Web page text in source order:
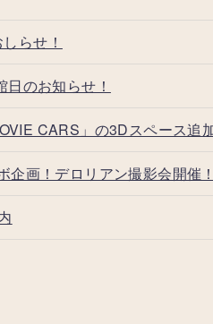
らせ！
のお知らせ！
CARS」の3Dスペース追
企画！デロリアン撮影会開催